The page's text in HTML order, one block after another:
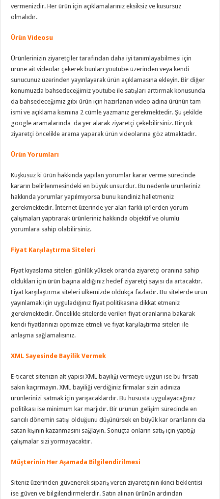
vermenizdir. Her ürün için açıklamalarınız eksiksiz ve kusursuz
olmalıdır.
Ürün Videosu
Ürünlerinizin ziyaretçiler tarafından daha iyi tanımlayabilmesi için
ürüne ait videolar çekerek bunları youtube üzerinden veya kendi
sunucunuz üzerinden yayınlayarak ürün açıklamasına ekleyin. Bir diğer
konumuzda bahsedeceğimiz youtube ile satışları arttırmak konusunda
da bahsedeceğimiz gibi ürün için hazırlanan video adına ürünün tam
ismi ve açıklama kısmına 2 cümle yazmanız gerekmektedir. Şu şekilde
google aramalarında da yer alarak ziyaretçi çekebilirsiniz. Birçok
ziyaretçi öncelikle arama yaparak ürün videolarına göz atmaktadır.
Ürün Yorumları
Kuşkusuz ki ürün hakkında yapılan yorumlar karar verme sürecinde
kararın belirlenmesindeki en büyük unsurdur. Bu nedenle ürünleriniz
hakkında yorumlar yapılmıyorsa bunu kendiniz halletmeniz
gerekmektedir. İnternet üzerinde yer alan farklı ip’lerden yorum
çalışmaları yaptırarak ürünleriniz hakkında objektif ve olumlu
yorumlara sahip olabilirsiniz.
Fiyat Karşılaştırma Siteleri
Fiyat kıyaslama siteleri günlük yüksek oranda ziyaretçi oranına sahip
oldukları için ürün başına aldığınız hedef ziyaretçi sayısı da artacaktır.
Fiyat karşılaştırma siteleri ülkemizde oldukça fazladır. Bu sitelerde ürün
yayınlamak için uyguladığınız fiyat politikasına dikkat etmeniz
gerekmektedir. Öncelikle sitelerde verilen fiyat oranlarına bakarak
kendi fiyatlarınızı optimize etmeli ve fiyat karşılaştırma siteleri ile
anlaşma sağlamalısınız.
XML Sayesinde Bayilik Vermek
E-ticaret sitenizin alt yapısı XML bayiliği vermeye uygun ise bu fırsatı
sakın kaçırmayın. XML bayiliği verdiğiniz firmalar sizin adınıza
ürünlerinizi satmak için yarışacaklardır. Bu hususta uygulayacağınız
politikası ise minimum kar marjıdır. Bir ürünün gelişim sürecinde en
sancılı dönemin satışı olduğunu düşünürsek en büyük kar oranlarını da
satan kişinin kazanmasını sağlayın. Sonuçta onların satış için yaptığı
çalışmalar sizi yormayacaktır.
Müşterinin Her Aşamada Bilgilendirilmesi
Siteniz üzerinden güvenerek sipariş veren ziyaretçinin ikinci beklentisi
ise güven ve bilgilendirmelerdir. Satın alınan ürünün ardından